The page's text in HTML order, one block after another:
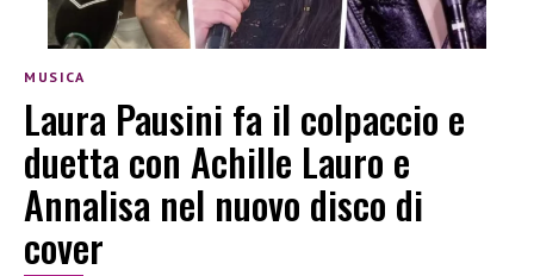
MUSICA
Laura Pausini fa il colpaccio e
duetta con Achille Lauro e
Annalisa nel nuovo disco di
cover